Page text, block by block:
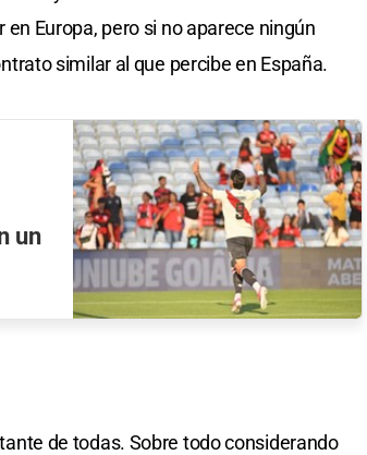
Europa, pero si no aparece ningún
similar al que percibe en España.
un
de todas. Sobre todo considerando